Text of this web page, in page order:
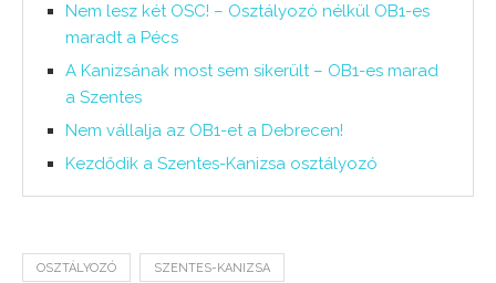
Nem lesz két OSC! – Osztályozó nélkül OB1-es
maradt a Pécs
A Kanizsának most sem sikerült – OB1-es marad
a Szentes
Nem vállalja az OB1-et a Debrecen!
Kezdődik a Szentes-Kanizsa osztályozó
OSZTÁLYOZÓ SZENTES-KANIZSA